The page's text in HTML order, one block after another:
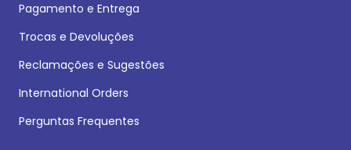
Pagamento e Entrega
Trocas e Devoluções
Reclamações e Sugestões
International Orders
Perguntas Frequentes